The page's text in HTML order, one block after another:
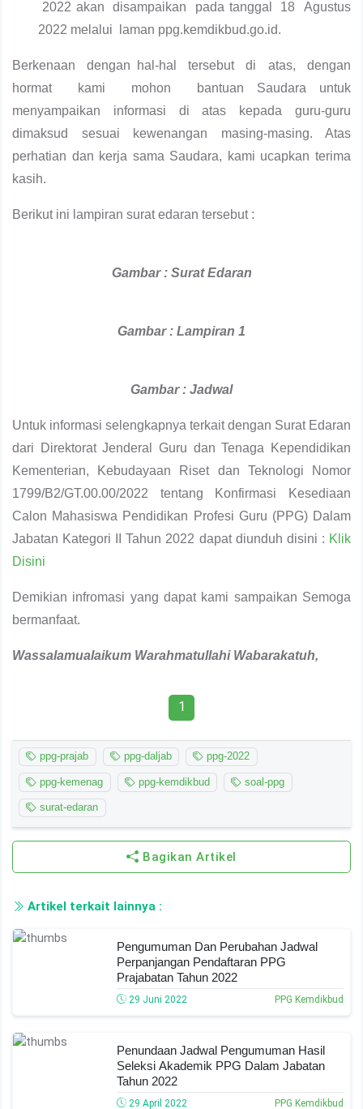
2022 akan disampaikan pada tanggal 18 Agustus
2022 melalui laman ppg.kemdikbud.go.id.
Berkenaan dengan hal-hal tersebut di atas, dengan
hormat kami mohon bantuan Saudara untuk
menyampaikan informasi di atas kepada guru-guru
dimaksud sesuai kewenangan masing-masing. Atas
perhatian dan kerja sama Saudara, kami ucapkan terima
kasih.
Berikut ini lampiran surat edaran tersebut :
Gambar : Surat Edaran
Gambar : Lampiran 1
Gambar : Jadwal
Untuk informasi selengkapnya terkait dengan Surat Edaran
dari Direktorat Jenderal Guru dan Tenaga Kependidikan
Kementerian, Kebudayaan Riset dan Teknologi Nomor
1799/B2/GT.00.00/2022 tentang Konfirmasi Kesediaan
Calon Mahasiswa Pendidikan Profesi Guru (PPG) Dalam
Jabatan Kategori II Tahun 2022 dapat diunduh disini : Klik
Disini
Demikian infromasi yang dapat kami sampaikan Semoga
bermanfaat.
Wassalamualaikum Warahmatullahi Wabarakatuh,
1
ppg-prajab ppg-daljab ppg-2022
ppg-kemenag ppg-kemdikbud soal-ppg
surat-edaran
Bagikan Artikel
Artikel terkait lainnya :
Pengumuman Dan Perubahan Jadwal
Perpanjangan Pendaftaran PPG
Prajabatan Tahun 2022
29 Juni 2022 PPG Kemdikbud
Penundaan Jadwal Pengumuman Hasil
Seleksi Akademik PPG Dalam Jabatan
Tahun 2022
29 April 2022 PPG Kemdikbud